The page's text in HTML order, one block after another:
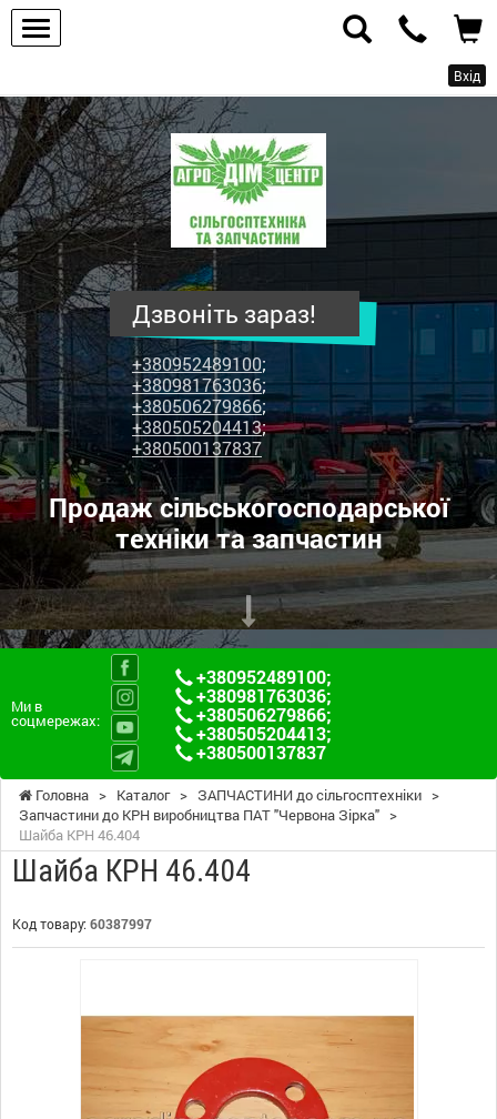
Вхід
ПП
"Агродім-
центр"
-
продаж
сільськогосподарської
техніки
та
запчастин
Дзвоніть зараз!
+380952489100;
+380981763036;
+380506279866;
+380505204413;
+380500137837
Продаж сільськогосподарської
техніки та запчастин
Ми в
соцмережах:
+380952489100;
+380981763036;
+380506279866;
+380505204413;
+380500137837
Головна > Каталог > ЗАПЧАСТИНИ до сільгосптехніки >
Запчастини до КРН виробництва ПАТ "Червона Зірка" >
Шайба КРН 46.404
Шайба КРН 46.404
Код товару: 60387997